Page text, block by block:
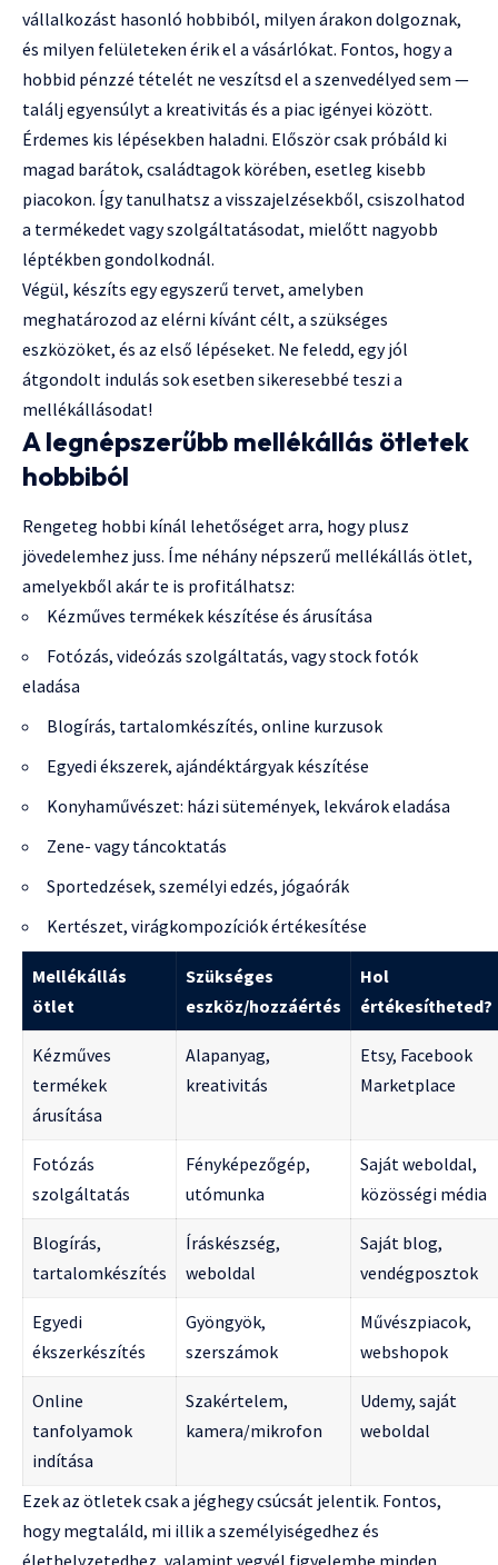
vállalkozást hasonló hobbiból, milyen árakon dolgoznak,
és milyen felületeken érik el a vásárlókat. Fontos, hogy a
hobbid pénzzé tételét ne veszítsd el a szenvedélyed sem —
találj egyensúlyt a kreativitás és a piac igényei között.
Érdemes kis lépésekben haladni. Először csak próbáld ki
magad barátok, családtagok körében, esetleg kisebb
piacokon. Így tanulhatsz a visszajelzésekből, csiszolhatod
a termékedet vagy szolgáltatásodat, mielőtt nagyobb
léptékben gondolkodnál.
Végül, készíts egy egyszerű tervet, amelyben
meghatározod az elérni kívánt célt, a szükséges
eszközöket, és az első lépéseket. Ne feledd, egy jól
átgondolt indulás sok esetben sikeresebbé teszi a
mellékállásodat!
A legnépszerűbb mellékállás ötletek
hobbiból
Rengeteg hobbi kínál lehetőséget arra, hogy plusz
jövedelemhez juss. Íme néhány népszerű mellékállás ötlet,
amelyekből akár te is profitálhatsz:
Kézműves termékek készítése és árusítása
Fotózás, videózás szolgáltatás, vagy stock fotók
eladása
Blogírás, tartalomkészítés, online kurzusok
Egyedi ékszerek, ajándéktárgyak készítése
Konyhaművészet: házi sütemények, lekvárok eladása
Zene- vagy táncoktatás
Sportedzések, személyi edzés, jógaórák
Kertészet, virágkompozíciók értékesítése
Mellékállás
ötlet
Szükséges
eszköz/hozzáértés
Hol
értékesítheted?
Kézműves
termékek
árusítása
Alapanyag,
kreativitás
Etsy, Facebook
Marketplace
Fotózás
szolgáltatás
Fényképezőgép,
utómunka
Saját weboldal,
közösségi média
Blogírás,
tartalomkészítés
Íráskészség,
weboldal
Saját blog,
vendégposztok
Egyedi
ékszerkészítés
Gyöngyök,
szerszámok
Művészpiacok,
webshopok
Online
tanfolyamok
indítása
Szakértelem,
kamera/mikrofon
Udemy, saját
weboldal
Ezek az ötletek csak a jéghegy csúcsát jelentik. Fontos,
hogy megtaláld, mi illik a személyiségedhez és